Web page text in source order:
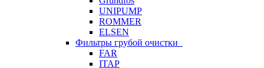
UNIPUMP
ROMMER
ELSEN
Фильтры грубой очистки
FAR
ITAP